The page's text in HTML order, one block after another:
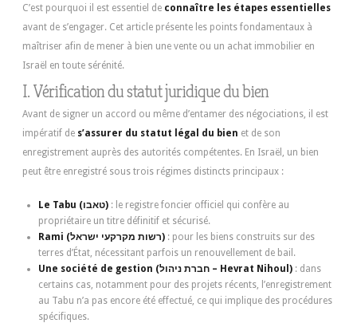
C’est pourquoi il est essentiel de connaître les étapes essentielles
avant de s’engager. Cet article présente les points fondamentaux à
maîtriser afin de mener à bien une vente ou un achat immobilier en
Israël en toute sérénité.
I. Vérification du statut juridique du bien
Avant de signer un accord ou même d’entamer des négociations, il est
impératif de s’assurer du statut légal du bien et de son
enregistrement auprès des autorités compétentes. En Israël, un bien
peut être enregistré sous trois régimes distincts principaux :
Le Tabu (טאבו) : le registre foncier officiel qui confère au
propriétaire un titre définitif et sécurisé.
Rami (רשות מקרקעי ישראל) : pour les biens construits sur des
terres d’État, nécessitant parfois un renouvellement de bail.
Une société de gestion (חברת ניהול – Hevrat Nihoul) : dans
certains cas, notamment pour des projets récents, l’enregistrement
au Tabu n’a pas encore été effectué, ce qui implique des procédures
spécifiques.